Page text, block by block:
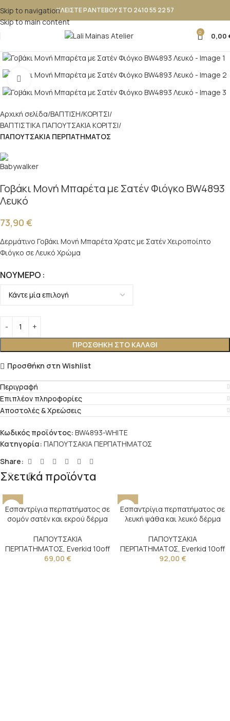
Skip to navigation
Skip to main content
ΚΛΕΙΣΤΕ ΡΑΝΤΕΒΟΥ ΣΤΟ 2410 55 22 57
0 0,00
Κλικ για μεγέθυνση
Αρχική σελίδα ΒΑΠΤΙΣΗ ΚΟΡΙΤΣΙ
ΒΑΠΤΙΣΤΙΚΑ ΠΑΠΟΥΤΣΑΚΙΑ ΚΟΡΙΤΣΙ
ΠΑΠΟΥΤΣΑΚΙΑ ΠΕΡΠΑΤΗΜΑΤΟΣ
Γοβάκι Μονή Μπαρέτα με Σατέν Φιόγκο BW4893
Λευκό
73,90 €
Δερμάτινο Γοβάκι Μονή Μπαρέτα Χρατς με Σατέν Χειροποίητο
Φιόγκο σε Λευκό Χρώμα
ΝΟΎΜΕΡΟ
ΠΡΟΣΘΉΚΗ ΣΤΟ ΚΑΛΆΘΙ
Προσθήκη στη Wishlist
Περιγραφή
Επιπλέον πληροφορίες
Αποστολές & Χρεώσεις
Κωδικός προϊόντος: BW4893-WHITE
Κατηγορία: ΠΑΠΟΥΤΣΑΚΙΑ ΠΕΡΠΑΤΗΜΑΤΟΣ
Share:
Σχετικά προϊόντα
Εσπαντρίγια περπατήματος σε
σομόν σατέν και εκρού δέρμα
ΠΑΠΟΥΤΣΑΚΙΑ
ΠΕΡΠΑΤΗΜΑΤΟΣ Everkid 10off
69,00 €
Εσπαντρίγια περπατήματος σε
λευκή ψάθα και λευκό δέρμα
ΠΑΠΟΥΤΣΑΚΙΑ
ΠΕΡΠΑΤΗΜΑΤΟΣ Everkid 10off
92,00 €